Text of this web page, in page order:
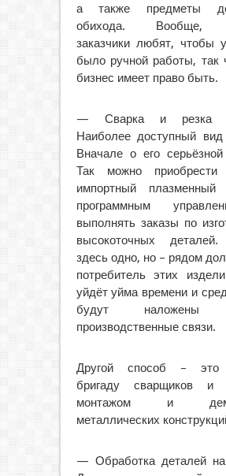
а также предметы
обихода. Вообще,
заказчики любят, чтобы
было ручной работы, так
бизнес имеет право быть.
— Сварка и резка
Наиболее доступный вид
Вначале о его серьёзной
Так можно приобрести
импортный
программным
выполнять заказы по
высокоточных
здесь одно, но – рядом
потребитель этих
уйдёт уйма времени и
будут наложены
производственные связи.
Другой способ – это
бригаду сварщиков и
монтажом и
металлических
— Обработка деталей на